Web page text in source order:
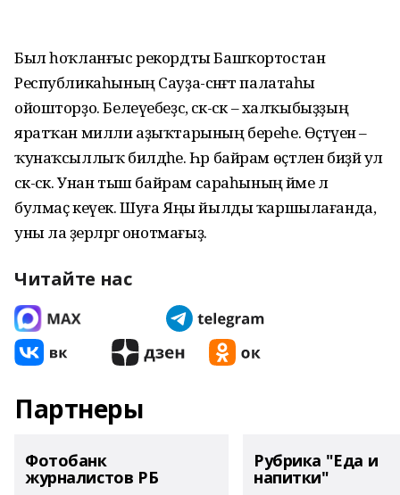
Был һоҡланғыс рекордты Башҡортостан
Республикаһының Сауҙа-сәнәғәт палатаһы
ойошторҙо. Белеүебеҙсә, сәк-сәк – халҡы­быҙ­ҙың
яратҡан милли аҙыҡтарының береһе. Өҫтәүенә –
ҡунаҡсыллыҡ билдәһе. Һәр байрам өҫтәлен биҙәй ул
сәк-сәк. Унан тыш байрам сараһының йәме лә
булмаҫ кеүек. Шуға Яңы йылды ҡаршылағанда,
уны ла әҙерләргә онотмағыҙ.
Читайте нас
Партнеры
Фотобанк
журналистов РБ
Рубрика "Еда и
напитки"